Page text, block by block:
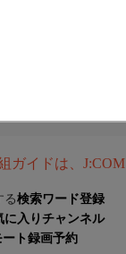
ガイドは、
る検索ワード登録
に入りチャンネル
ート録画予約